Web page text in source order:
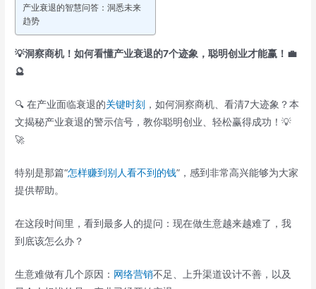
产业衰退的智慧问答：洞悉未来
趋势
💡洞察商机！如何看懂产业衰退的7个迹象，聪明创业才能赢！💼
🔮
🔍 在产业面临衰退的关键时刻 ，如何洞察商机、看清7大迹象？本
文揭秘产业衰退的警示信号，教你聪明创业、轻松赢得成功！💡
🚀
特别是那篇“怎样赚到别人看不到的钱”，感到非常高兴能够为大家
提供帮助。
在这段时间里，看到最多人的提问：现在做生意越来越难了，我
到底该怎么办？
生意难做有几个原因： 网络营销不足、上升渠道设计不善，以及